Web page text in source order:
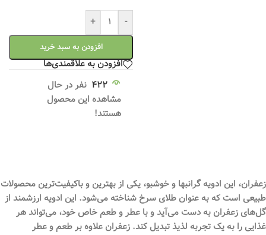
-
+
افزودن به سبد خرید
افزودن به علاقمندی‌ها
422 نفر در حال
مشاهده این محصول
هستند!
زعفران، این ادویه گرانبها و خوشبو، یکی از بهترین و باکیفیت‌ترین محصولات
طبیعی است که به عنوان طلای سرخ شناخته می‌شود. این ادویه ارزشمند از
گل‌های زعفران به دست می‌آید و با عطر و طعم خاص خود، می‌تواند هر
غذایی را به یک تجربه لذیذ تبدیل کند. زعفران علاوه بر طعم و عطر